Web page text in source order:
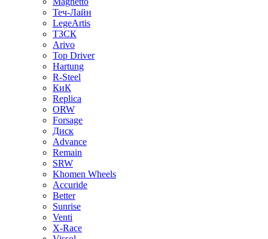
Теч-Лайн
LegeArtis
ТЗСК
Arivo
Top Driver
Hartung
R-Steel
КиК
Replica
ORW
Forsage
Диск
Advance
Remain
SRW
Khomen Wheels
Accuride
Better
Sunrise
Venti
X-Race